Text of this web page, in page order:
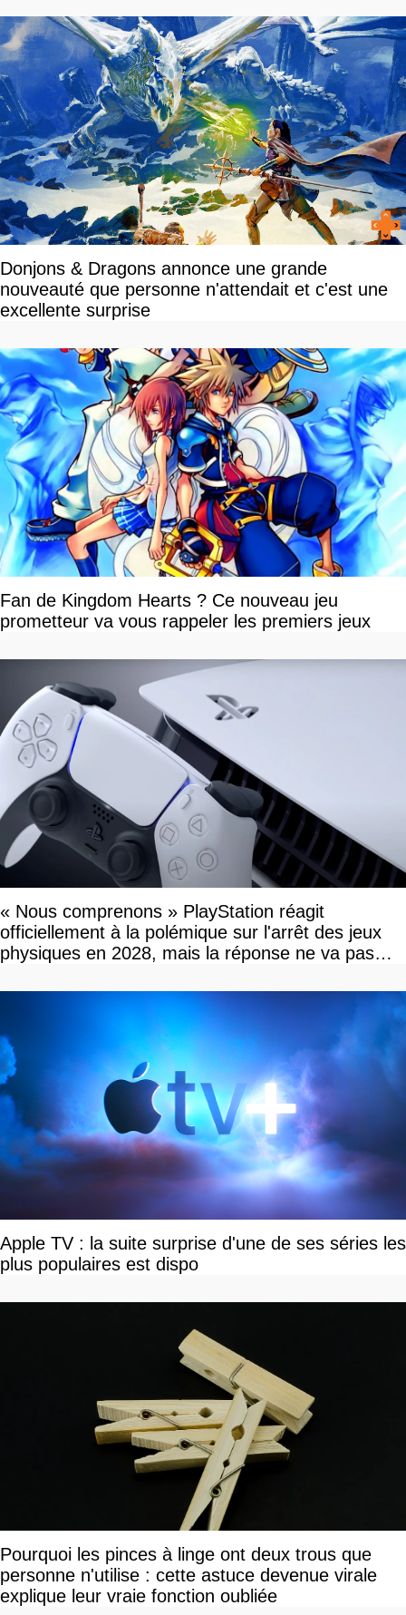
Donjons & Dragons annonce une grande
nouveauté que personne n'attendait et c'est une
excellente surprise
Fan de Kingdom Hearts ? Ce nouveau jeu
prometteur va vous rappeler les premiers jeux
« Nous comprenons » PlayStation réagit
officiellement à la polémique sur l'arrêt des jeux
physiques en 2028, mais la réponse ne va pas
Apple TV : la suite surprise d'une de ses séries les
plus populaires est dispo
Pourquoi les pinces à linge ont deux trous que
personne n'utilise : cette astuce devenue virale
explique leur vraie fonction oubliée